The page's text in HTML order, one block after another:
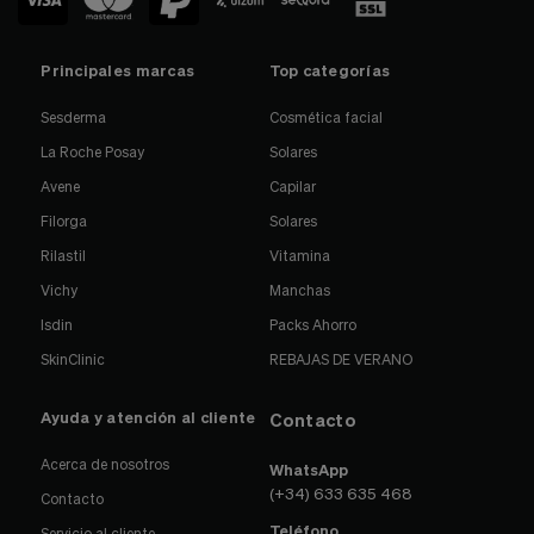
Principales marcas
Sesderma
La Roche Posay
Avene
Filorga
Rilastil
Vichy
Isdin
SkinClinic
Top categorías
Cosmética facial
Solares
Capilar
Solares
Vitamina
Manchas
Packs Ahorro
REBAJAS DE VERANO
Ayuda y atención al cliente
Acerca de nosotros
Contacto
Contacto
WhatsApp
(+34) 633 635 468
Teléfono